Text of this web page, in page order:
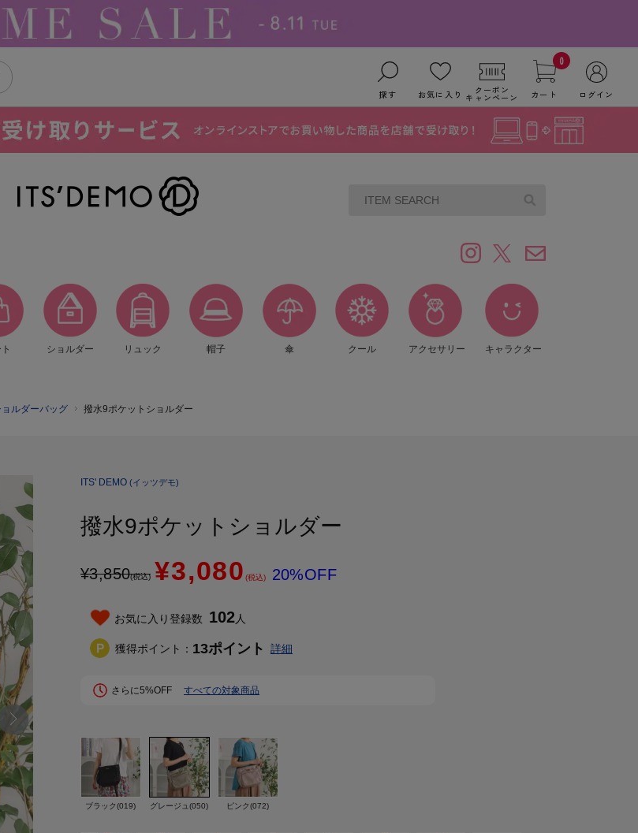
探す お気に入り クーポン
キャンペーン
0
カート ログイン
ショルダー リュック 帽子 傘 クール アクセサリー キャラクター
ョルダーバッグ 撥水9ポケットショルダー
ITS' DEMO (イッツデモ)
撥水9ポケットショルダー
¥3,850(税込) ¥3,080 (税込) 20%OFF
お気に入り登録数 102人
獲得ポイント： 13ポイント 詳細
さらに5%OFF すべての対象商品
ブラック(019) グレージュ(050) ピンク(072)